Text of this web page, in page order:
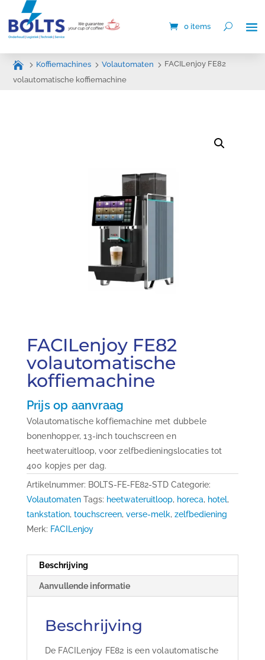
0 items
Koffiemachines Volautomaten
FACILenjoy FE82
volautomatische koffiemachine
FACILenjoy FE82
volautomatische
koffiemachine
Prijs op aanvraag
Volautomatische koffiemachine met dubbele
bonenhopper, 13-inch touchscreen en
heetwateruitloop, voor zelfbedieningslocaties tot
400 kopjes per dag.
Artikelnummer: BOLTS-FE-FE82-STD Categorie:
Volautomaten Tags: heetwateruitloop, horeca, hotel,
tankstation, touchscreen, verse-melk, zelfbediening
Merk: FACILenjoy
Beschrijving
Aanvullende informatie
Beschrijving
De FACILenjoy FE82 is een volautomatische